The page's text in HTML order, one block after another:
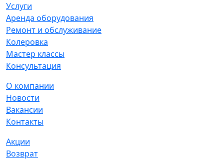
Услуги
Аренда оборудования
Ремонт и обслуживание
Колеровка
Мастер классы
Консультация
О компании
Новости
Вакансии
Контакты
Акции
Возврат